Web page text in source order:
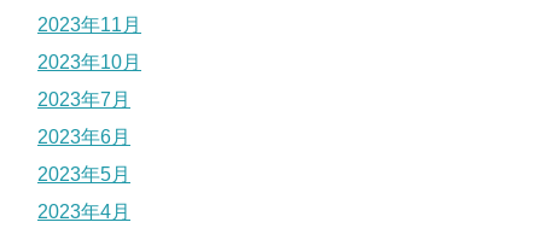
2023年11月
2023年10月
2023年7月
2023年6月
2023年5月
2023年4月